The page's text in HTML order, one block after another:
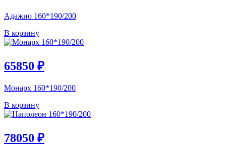
Адажио 160*190/200
В корзину
65850 ₽
Монарх 160*190/200
В корзину
78050 ₽